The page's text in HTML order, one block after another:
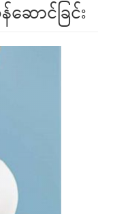
ောင်ခြင်း